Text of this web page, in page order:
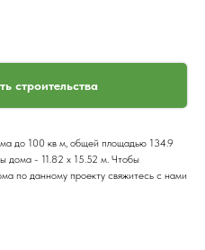
строительства
до 100 кв м, общей площадью 134.9
дома - 11.82 x 15.52 м. Чтобы
по данному проекту свяжитесь с нами